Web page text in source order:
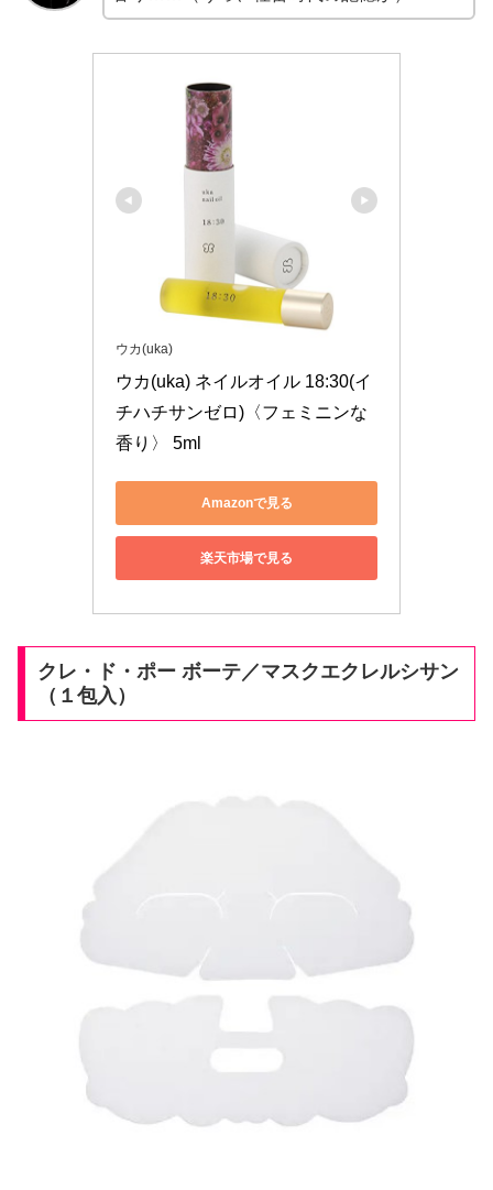
ウカ(uka)
ウカ(uka) ネイルオイル 18:30(イ
チハチサンゼロ)〈フェミニンな
香り〉 5ml
Amazonで見る
楽天市場で見る
クレ・ド・ポー ボーテ／マスクエクレルシサン
（１包入）